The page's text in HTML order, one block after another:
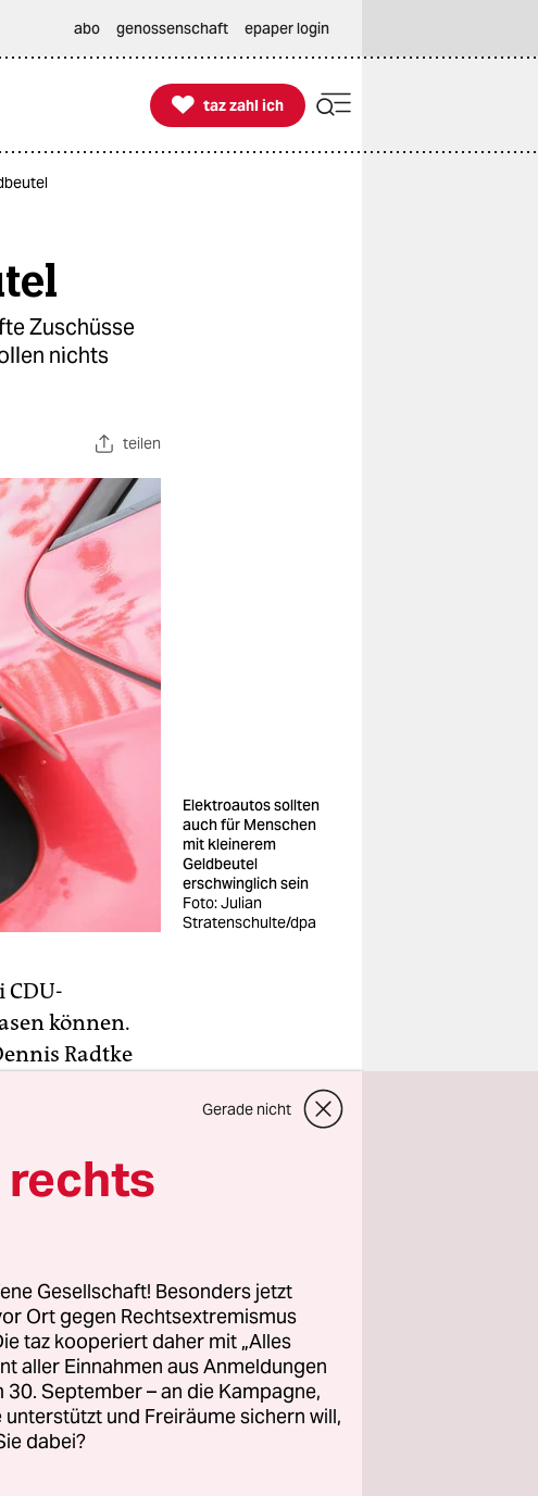
abo genossenschaft epaper login

taz zahl ich
taz zahl ich
Zuschüsse
nichts
teilen
Elektroautos sollten
auch für Menschen
mit kleinerem
Geldbeutel
erschwinglich sein
Foto: Julian
Stratenschulte/dpa
CDU-
können.
Radtke
soll
Abgeordneten
kleine
bei
Gerade nicht
rechts
Gesellschaft! Besonders jetzt
Ort gegen Rechtsextremismus
taz kooperiert daher mit „Alles
aller Einnahmen aus Anmeldungen
30. September – an die Kampagne,
und Freiräume sichern will,
dabei?